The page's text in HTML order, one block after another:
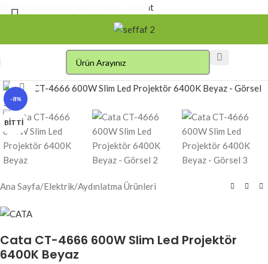
Skip to navigation Skip to main content
-8%
BITTI
Click to enlarge
Ana Sayfa/Elektrik/Aydınlatma Ürünleri
Cata CT-4666 600W Slim Led Projektör
6400K Beyaz